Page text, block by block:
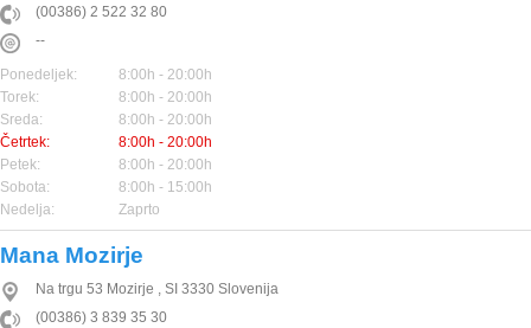
(00386) 2 522 32 80
--
Ponedeljek:
8:00h - 20:00h
Torek:
8:00h - 20:00h
Sreda:
8:00h - 20:00h
Četrtek:
8:00h - 20:00h
Petek:
8:00h - 20:00h
Sobota:
8:00h - 15:00h
Nedelja:
Zaprto
Mana Mozirje
Na trgu 53 Mozirje , SI 3330 Slovenija
(00386) 3 839 35 30